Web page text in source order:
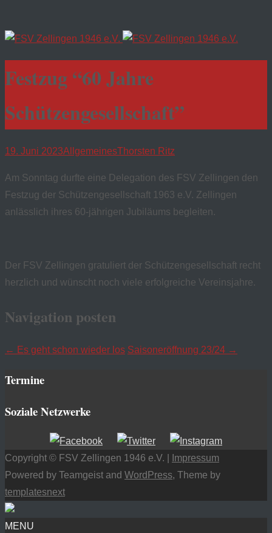
Festzug “60 Jahre
Schützengesellschaft”
19. Juni 2023AllgemeinesThorsten Ritz
Am Sonntag durfte eine Delegation des FSV Zellingen den
Festzug der Schützengesellschaft 1963 e.V. Zellingen
anlässlich ihres 60-jährigen Jubiläums begleiten.
Der FSV Zellingen gratuliert der Schützengesellschaft recht
herzlich und wünscht noch viele erfolgreiche Vereinsjahre.
Navigation posten
← Es geht schon wieder los Saisoneröffnung 23/24 →
Termine
Soziale Netzwerke
Copyright © FSV Zellingen 1946 e.V. |
Impressum
Powered by Teamgeist and WordPress, Theme by
templatesnext
MENU